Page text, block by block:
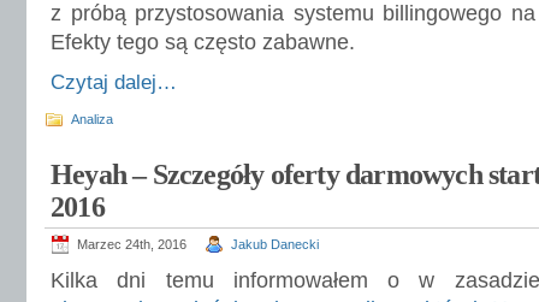
z próbą przystosowania systemu billingowego
Efekty tego są często zabawne.
Czytaj dalej…
Analiza
Heyah – Szczegóły oferty darmowych
2016
Marzec 24th, 2016 Jakub Danecki
Kilka dni temu informowałem o w